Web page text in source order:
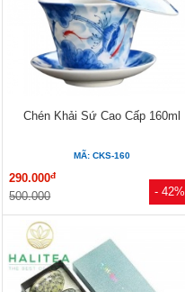
- 42%
Chén Khải Sứ Cao Cấp 160ml
MÃ: CKS-160
290.000đ
500.000